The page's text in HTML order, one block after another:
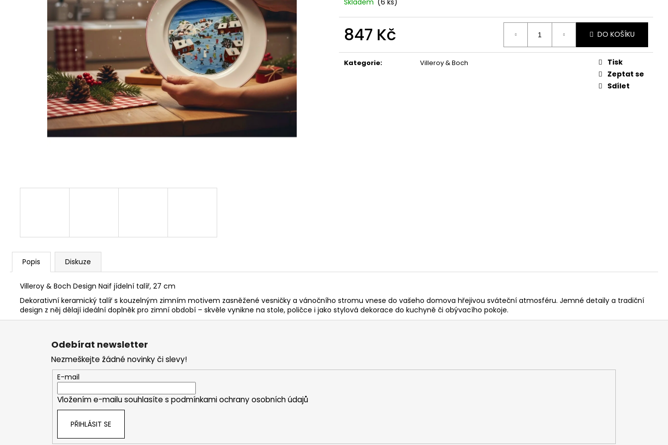
847 Kč
cena:
DO KOŠÍKU
Kategorie: Villeroy & Boch
Tisk
Zeptat se
Sdílet
Popis Diskuze
Villeroy & Boch Design Naif jídelní talíř, 27 cm
Dekorativní keramický talíř s kouzelným zimním motivem zasněžené vesničky a vánočního stromu vnese do vašeho domova hřejivou sváteční atmosféru. Jemné detaily a tradiční
design z něj dělají ideální doplněk pro zimní období – skvěle vynikne na stole, poličce i jako stylová dekorace do kuchyně či obývacího pokoje.
STABILIZOVANÁ KVĚTINA, VĚČNÁ RŮŽE
ANDĚL
419 Kč
STABILIZOVANÁ KVĚTINA, VĚČNÁ RŮŽE
ANDĚL
389 Kč
STABILIZOVANÁ KVĚTINA, VĚČNÁ RŮŽE
Z
Odebírat newsletter
Nezmeškejte žádné novinky či slevy!
E-mail
Vložením e-mailu souhlasíte s podmínkami ochrany osobních údajů
PŘIHLÁSIT SE